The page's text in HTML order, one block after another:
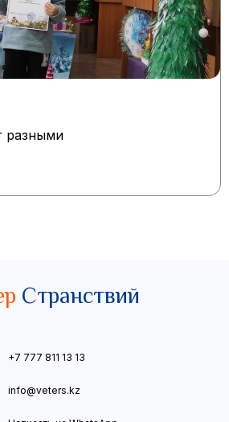
разными
Странствий
+7 777 811 13 13
info@veters.kz